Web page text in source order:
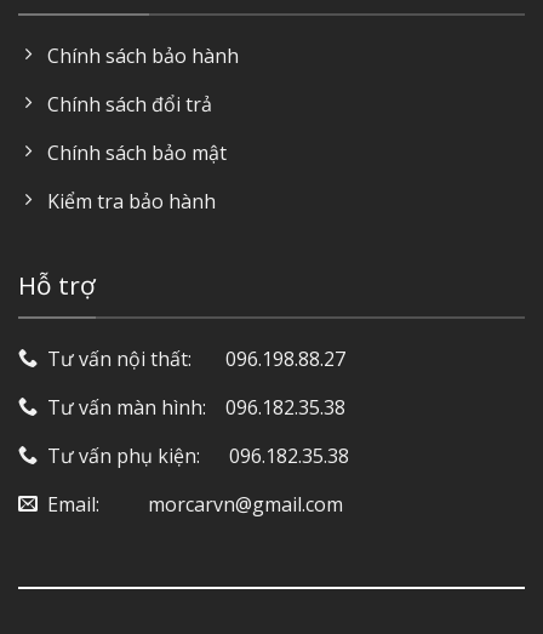
Chính sách bảo hành
Chính sách đổi trả
Chính sách bảo mật
Kiểm tra bảo hành
Hỗ trợ
Tư vấn nội thất: ‎ ‎ ‎ ‎ ‎ ‎ 096.198.88.27
Tư vấn màn hình: ‎ ‎ ‎ 096.182.35.38
Tư vấn phụ kiện: ‎ ‎ ‎ ‎‎ ‎ 096.182.35.38
Email: ‎ ‎ ‎ ‎ ‎ ‎ ‎ ‎ ‎ morcarvn@gmail.com